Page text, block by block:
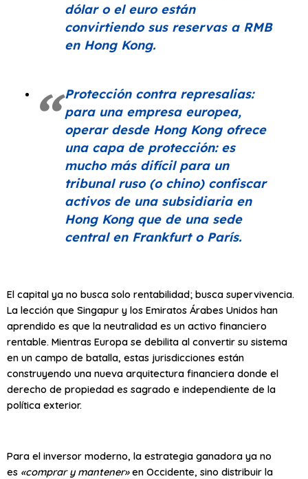
dólar o el euro están
convirtiendo sus reservas a RMB
en Hong Kong.
Protección contra represalias:
para una empresa europea,
operar desde Hong Kong ofrece
una capa de protección: es
mucho más difícil para un
tribunal ruso (o chino) confiscar
activos de una subsidiaria en
Hong Kong que de una sede
central en Frankfurt o París.
El capital ya no busca solo rentabilidad; busca supervivencia.
La lección que Singapur y los Emiratos Árabes Unidos han
aprendido es que la neutralidad es un activo financiero
rentable. Mientras Europa se debilita al convertir su sistema
en un campo de batalla, estas jurisdicciones están
construyendo una nueva arquitectura financiera donde el
derecho de propiedad es sagrado e independiente de la
política exterior.
Para el inversor moderno, la estrategia ganadora ya no
es «comprar y mantener»en Occidente, sino distribuir la